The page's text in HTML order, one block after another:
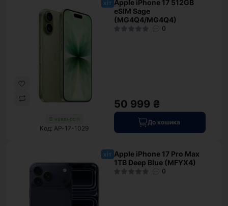
хіт
В наявності
Код: AP-17-1029
Apple iPhone 17 512GB
eSIM Sage
(MG4Q4/MG4Q4)
0
50 999 ₴
До кошика
хіт Apple iPhone 17 Pro Max
1TB Deep Blue (MFYX4)
0